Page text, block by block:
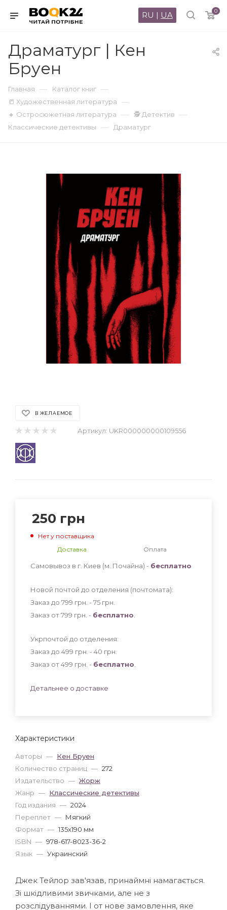
0
RU | UA
Драматург | Кен
Бруен
Главная — Каталог книг —
📒 Художественная литература —
🔸 Остросюжетная литература — 🕵 Детектив —
Классические детективы — Драматург
В ЖЕЛАЕМОЕ
Артикул: UKR000000000109556
Характеристики
Авторы — Кен Бруен
Количество страниц — 272
Издательство — Жорж
Жанр — Классические детективы
Год издания — 2024
Переплет — Мягкий
Формат — 135x190 мм
ISBN — 978-617-8023-36-2
Язык — Украинский
250 грн
Нет у поставщика
Доставка
Оплата
Самовывоз в г. Киев (м. Почайна) - бесплатно
Новой почтой до отделения (почтомата):
Заказ до 799 грн. - 75 грн
Заказ от 799 грн. - бесплатно
Укрпочтой до отделения:
Заказ до 499 грн. - 40 грн
Заказ от 499 грн. - бесплатно
Детальнее о доставке
Джек Тейлор зав'язав, принаймні намагається.
Зі шкідливими звичками, але не з
розслідуваннями. І от нове замовлення, яке